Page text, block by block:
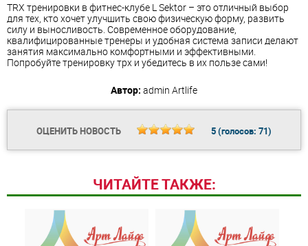
TRX тренировки в фитнес-клубе L Sektor – это отличный выбор
для тех, кто хочет улучшить свою физическую форму, развить
силу и выносливость. Современное оборудование,
квалифицированные тренеры и удобная система записи делают
занятия максимально комфортными и эффективными.
Попробуйте тренировку трх и убедитесь в их пользе сами!
Автор: admin Artlife
ОЦЕНИТЬ НОВОСТЬ 5(голосов: 71)
ЧИТАЙТЕ ТАКЖЕ: